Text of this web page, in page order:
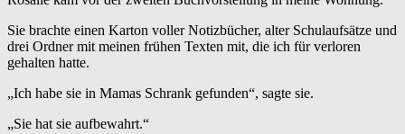
Sie brachte einen Karton voller Notizbücher, alter Schulaufsätze und
drei Ordner mit meinen frühen Texten mit, die ich für verloren
gehalten hatte.
„Ich habe sie in Mamas Schrank gefunden“, sagte sie.
„Sie hat sie aufbewahrt.“